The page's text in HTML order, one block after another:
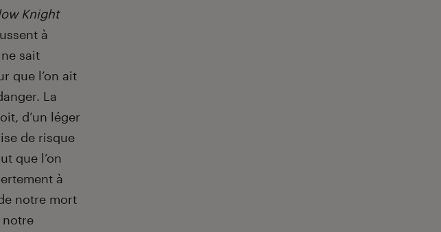
Knight
à
sait
que l’on ait
La
d’un léger
de risque
que l’on
à
notre mort
notre